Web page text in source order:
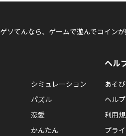
ゲソてんなら、ゲームで遊んでコインが
シミュレーション
パズル
恋愛
かんたん
ヘル
あそ
ヘルプ
利用
プラ